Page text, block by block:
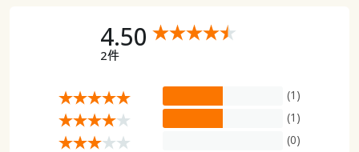
サポート
ご利用ガイド
ご利用ガイド
よくある質問とお問い合わせ
4.50
2件
(1)
(1)
(0)